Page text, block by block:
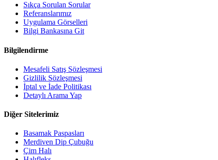
Sıkça Sorulan Sorular
Referanslarımız
Uygulama Görselleri
Bilgi Bankasına Git
Bilgilendirme
Mesafeli Satış Sözleşmesi
Gizlilik Sözleşmesi
İptal ve İade Politikası
Detaylı Arama Yap
Diğer Sitelerimiz
Basamak Paspasları
Merdiven Dip Çubuğu
Çim Halı